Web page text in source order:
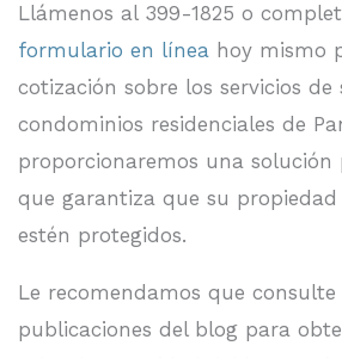
Llámenos al 399-1825 o
formulario en línea hoy mismo
cotización sobre los servicios de
condominios residenciales de
proporcionaremos una solución
que garantiza que su propiedad
estén protegidos.
Le recomendamos que
publicaciones del blog para